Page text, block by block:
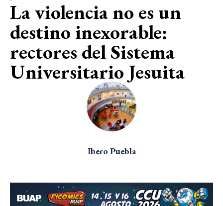
La violencia no es un
destino inexorable:
rectores del Sistema
Universitario Jesuita
Ibero Puebla